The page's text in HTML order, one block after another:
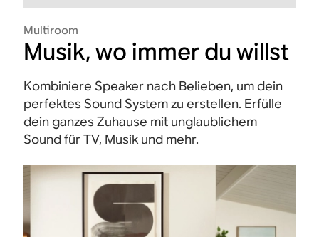
Multiroom
Musik, wo immer du willst
Kombiniere Speaker nach Belieben, um dein
perfektes Sound System zu erstellen. Erfülle
dein ganzes Zuhause mit unglaublichem
Sound für TV, Musik und mehr.